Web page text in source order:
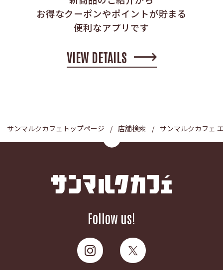
お得なクーポンやポイントが貯まる
便利なアプリです
VIEW DETAILS
サンマルクカフェトップページ 店舗検索 サンマルクカフェ
Follow us!